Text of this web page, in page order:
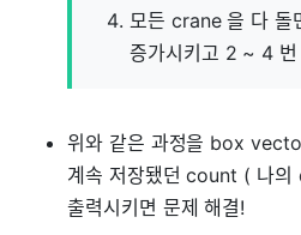
모든 crane 을 다 돌
증가시키고 2 ~ 4 번
위와 같은 과정을 box
계속 저장됐던 count ( 나
출력시키면 문제 해결!